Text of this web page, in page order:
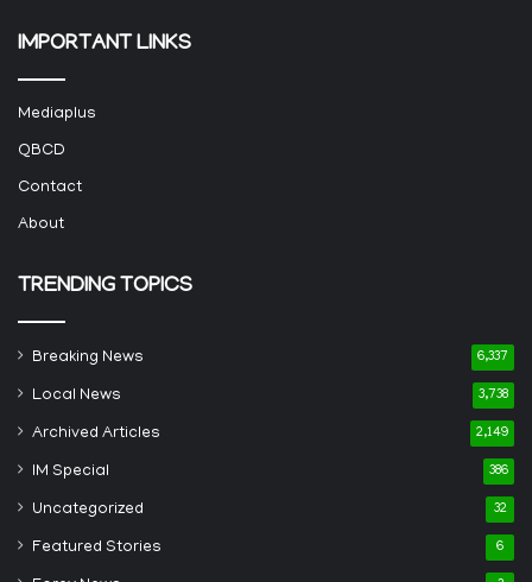
IMPORTANT LINKS
Mediaplus
QBCD
Contact
About
TRENDING TOPICS
Breaking News 6,337
Local News 3,738
Archived Articles 2,149
IM Special 386
Uncategorized 32
Featured Stories 6